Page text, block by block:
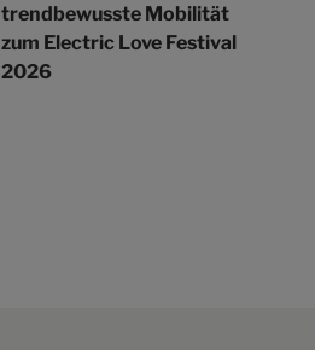
trendbewusste Mobilität
zum Electric Love Festival
2026